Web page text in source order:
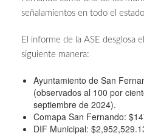
señalamientos en todo el
El informe de la ASE desglosa
siguiente manera:
Ayuntamiento de San
(observados al 100 por
septiembre de 2024).
Comapa San Fernando:
DIF Municipal: